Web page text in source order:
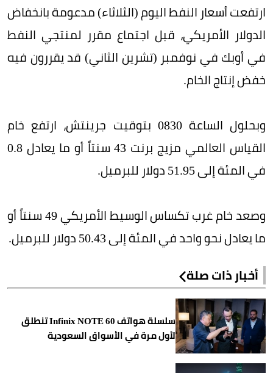
ارتفعت أسعار النفط اليوم (الثلاثاء) مدعومة بانخفاض
الدولار الأمريكي، قبل اجتماع مقرر لمنتجي النفط
في أوبك في نوفمبر (تشرين الثاني) قد يقررون فيه
خفض إنتاج الخام.
وبحلول الساعة 0830 بتوقيت جرينتش، ارتفع خام
القياس العالمي مزيج برنت 43 سنتاً أو ما يعادل 0.8
في المئة إلى 51.95 دولار للبرميل.
وصعد خام غرب تكساس الوسيط الأمريكي 49 سنتاً أو
ما يعادل نحو واحد في المئة إلى 50.43 دولار للبرميل.
أخبار ذات صلة
سلسلة هواتف Infinix NOTE 60 تنطلق
لأول مرة في الأسواق السعودية